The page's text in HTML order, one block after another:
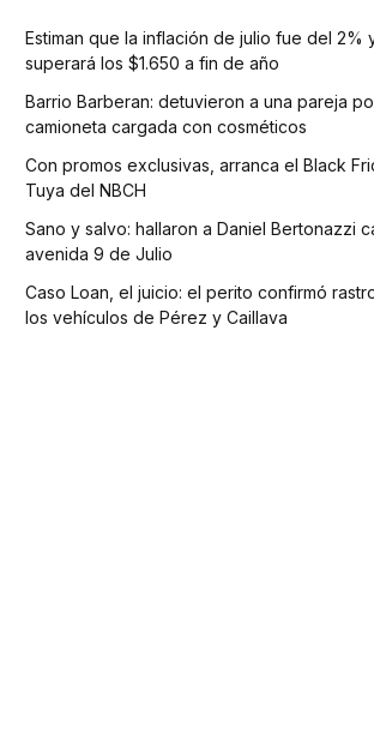
Estiman que la inflación de julio fue del 2%
superará los $1.650 a fin de año
Barrio Barberan: detuvieron a una pareja
camioneta cargada con cosméticos
Con promos exclusivas, arranca el Black
Tuya del NBCH
Sano y salvo: hallaron a Daniel Bertonazzi
avenida 9 de Julio
Caso Loan, el juicio: el perito confirmó
los vehículos de Pérez y Caillava